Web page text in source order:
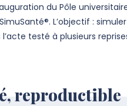
du Pôle
L’objectif :
testé à plusieurs
reproductible